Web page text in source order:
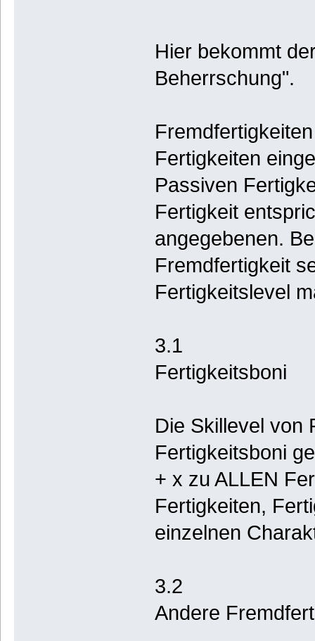
Hier bekommt
Beherrschung".
Fertigkeiten
Passiven
Fertigkeit
angegebenen.
Fremdfertigkeit
Fertigkeitslevel
3.1
Fertigkeitsboni
Die Skillevel von
Fertigkeitsboni
+ x zu ALLEN
Fertigkeiten,
einzelnen
3.2
Andere